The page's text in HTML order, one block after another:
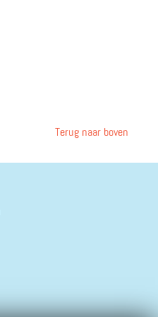
Terug naar boven